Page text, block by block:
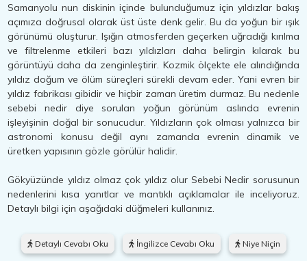
Samanyolu nun diskinin içinde bulunduğumuz için yıldızlar bakış
açımıza doğrusal olarak üst üste denk gelir. Bu da yoğun bir ışık
görünümü oluşturur. Işığın atmosferden geçerken uğradığı kırılma
ve filtrelenme etkileri bazı yıldızları daha belirgin kılarak bu
görüntüyü daha da zenginleştirir. Kozmik ölçekte ele alındığında
yıldız doğum ve ölüm süreçleri sürekli devam eder. Yani evren bir
yıldız fabrikası gibidir ve hiçbir zaman üretim durmaz. Bu nedenle
sebebi nedir diye sorulan yoğun görünüm aslında evrenin
işleyişinin doğal bir sonucudur. Yıldızların çok olması yalnızca bir
astronomi konusu değil aynı zamanda evrenin dinamik ve
üretken yapısının gözle görülür halidir.
Gökyüzünde yıldız olmaz çok yıldız olur Sebebi Nedir sorusunun
nedenlerini kısa yanıtlar ve mantıklı açıklamalar ile inceliyoruz.
Detaylı bilgi için aşağıdaki düğmeleri kullanınız.
Detaylı Cevabı Oku İngilizce Cevabı Oku Niye Niçin